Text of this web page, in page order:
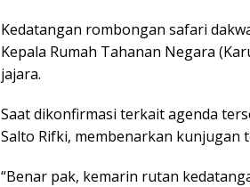
Kedatangan rombongan safari
Kepala Rumah Tahanan Negara
jajara.
Saat dikonfirmasi terkait agenda
Salto Rifki, membenarkan kunjugan
“Benar pak, kemarin rutan